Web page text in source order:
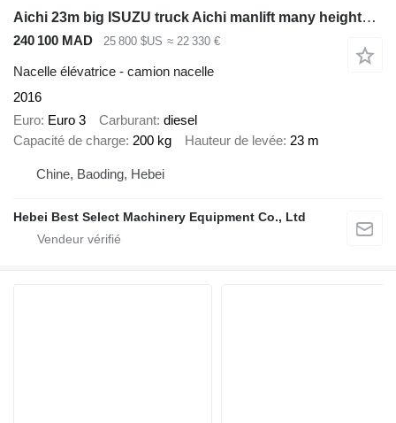
Aichi 23m big ISUZU truck Aichi manlift many heights aerial platform t
240 100 MAD 25 800 $US ≈ 22 330 €
Nacelle élévatrice - camion nacelle
2016
Euro Euro 3 Carburant diesel
Capacité de charge 200 kg Hauteur de levée 23 m
Chine, Baoding, Hebei
Hebei Best Select Machinery Equipment Co., Ltd